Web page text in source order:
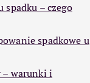
spadku – czego
spadkowe u
– warunki i